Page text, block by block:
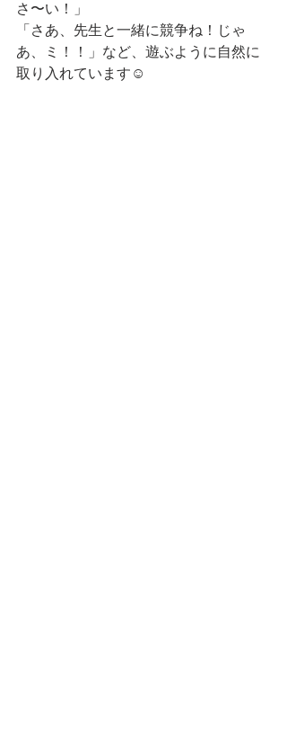
さ〜い！」
「さあ、先生と一緒に競争ね！じゃ
あ、ミ！！」など、遊ぶように自然に
取り入れています☺️